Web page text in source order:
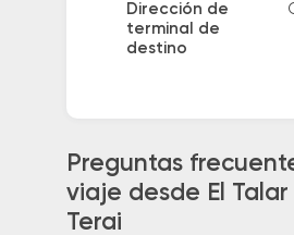
Dirección de
terminal de
destino
Preguntas
viaje desde El
Terai